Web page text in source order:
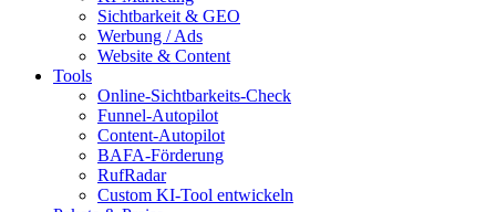
Sichtbarkeit & GEO
Werbung / Ads
Website & Content
Tools
Online-Sichtbarkeits-Check
Funnel-Autopilot
Content-Autopilot
BAFA-Förderung
RufRadar
Custom KI-Tool entwickeln